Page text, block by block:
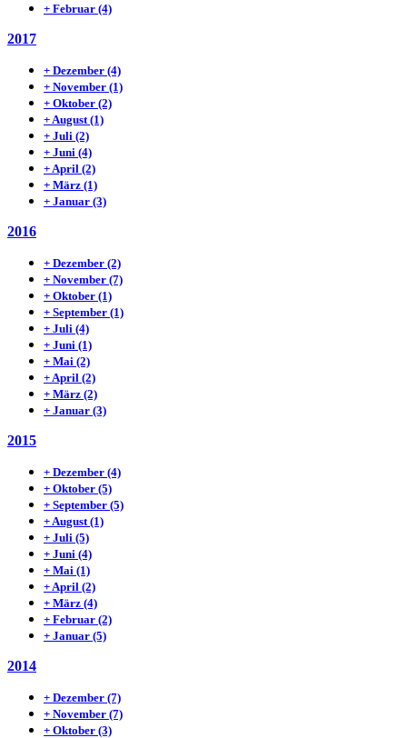
+ Februar (4)
2017
+ Dezember (4)
+ November (1)
+ Oktober (2)
+ August (1)
+ Juli (2)
+ Juni (4)
+ April (2)
+ März (1)
+ Januar (3)
2016
+ Dezember (2)
+ November (7)
+ Oktober (1)
+ September (1)
+ Juli (4)
+ Juni (1)
+ Mai (2)
+ April (2)
+ März (2)
+ Januar (3)
2015
+ Dezember (4)
+ Oktober (5)
+ September (5)
+ August (1)
+ Juli (5)
+ Juni (4)
+ Mai (1)
+ April (2)
+ März (4)
+ Februar (2)
+ Januar (5)
2014
+ Dezember (7)
+ November (7)
+ Oktober (3)